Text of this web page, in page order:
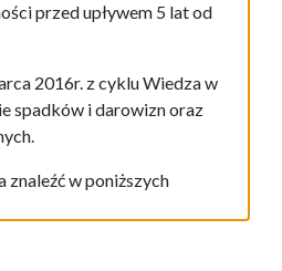
przed upływem 5 lat od
2016r. z cyklu Wiedza w
spadków i darowizn oraz
znaleźć w poniższych